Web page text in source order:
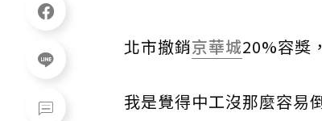
北市撤銷京華城20%容獎，
我是覺得中工沒那麼容易